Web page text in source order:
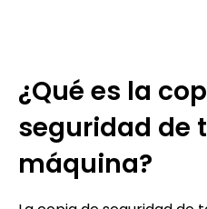
¿Qué es la
seguridad de
máquina?